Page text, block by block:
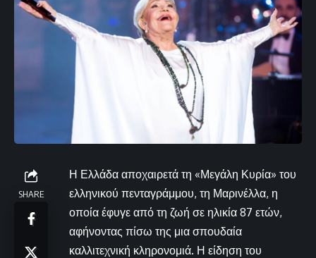
SHARE
Η Ελλάδα αποχαιρετά τη «Μεγάλη Κυρία» του
ελληνικού πενταγράμμου, τη Μαρινέλλα, η
οποία έφυγε από τη ζωή σε ηλικία 87 ετών,
αφήνοντας πίσω της μια σπουδαία
καλλιτεχνική κληρονομιά. Η είδηση του